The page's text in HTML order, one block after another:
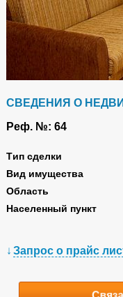
СВЕДЕНИЯ О
Реф. №: 64
Tип сделки
Вид имущества
Область
Населенный пункт
Запрос о прайс